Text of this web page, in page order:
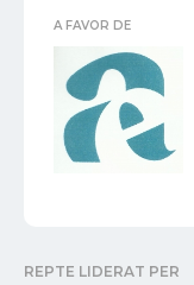
A FAVOR DE
REPTE LIDERAT PER